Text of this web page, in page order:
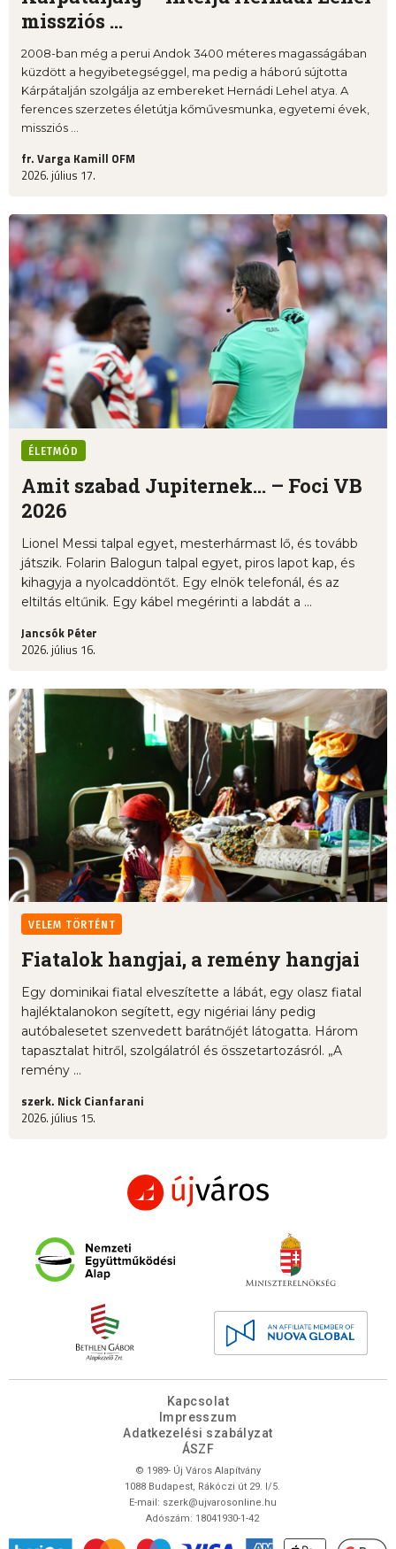
missziós ...
2008-ban még a perui Andok 3400 méteres magasságában
küzdött a hegyibetegséggel, ma pedig a háború sújtotta
Kárpátalján szolgálja az embereket Hernádi Lehel atya. A
ferences szerzetes életútja kőművesmunka, egyetemi évek,
missziós ...
fr. Varga Kamill OFM
2026. július 17.
ÉLETMÓD
Amit szabad Jupiternek... – Foci VB
2026
Lionel Messi talpal egyet, mesterhármast lő, és tovább
játszik. Folarin Balogun talpal egyet, piros lapot kap, és
kihagyja a nyolcaddöntőt. Egy elnök telefonál, és az
eltiltás eltűnik. Egy kábel megérinti a labdát a ...
Jancsók Péter
2026. július 16.
VELEM TÖRTÉNT
Fiatalok hangjai, a remény hangjai
Egy dominikai fiatal elveszítette a lábát, egy olasz fiatal
hajléktalanokon segített, egy nigériai lány pedig
autóbalesetet szenvedett barátnőjét látogatta. Három
tapasztalat hitről, szolgálatról és összetartozásról. „A
remény ...
szerk. Nick Cianfarani
2026. július 15.
Kapcsolat
Impresszum
Adatkezelési szabályzat
ÁSZF
© 1989- Új Város Alapítvány
1088 Budapest, Rákóczi út 29. I/5.
E-mail: szerk@ujvarosonline.hu
Adószám: 18041930-1-42